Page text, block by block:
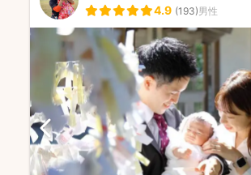
4.9 (193)男性